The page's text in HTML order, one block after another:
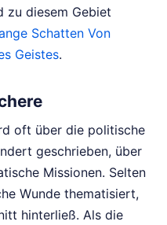
zu diesem Gebiet
Schatten Von
Geistes.
oft über die politische
geschrieben, über
Missionen. Selten
Wunde thematisiert,
hinterließ. Als die